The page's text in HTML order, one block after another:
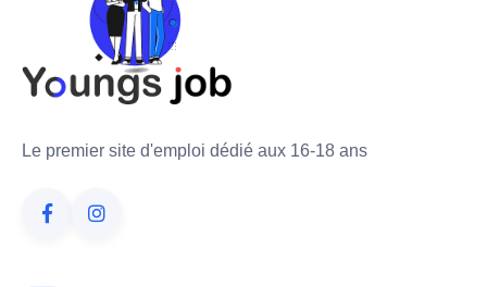
Le premier site d'emploi dédié aux 16-18 ans